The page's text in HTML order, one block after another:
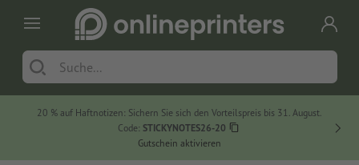
20 % auf Haftnotizen: Sichern Sie sich den Vorteilspreis bis 31. August.
Code: STICKYNOTES26-20
Gutschein aktivieren